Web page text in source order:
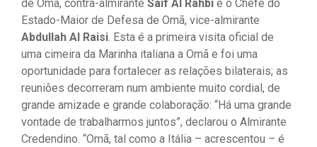
de Omã, contra-almirante Saif Al Rahbi e o Chefe do
Estado-Maior de Defesa de Omã, vice-almirante
Abdullah Al Raisi. Esta é a primeira visita oficial de
uma cimeira da Marinha italiana a Omã e foi uma
oportunidade para fortalecer as relações bilaterais; as
reuniões decorreram num ambiente muito cordial, de
grande amizade e grande colaboração: “Há uma grande
vontade de trabalharmos juntos”, declarou o Almirante
Credendino. “Omã, tal como a Itália – acrescentou – é